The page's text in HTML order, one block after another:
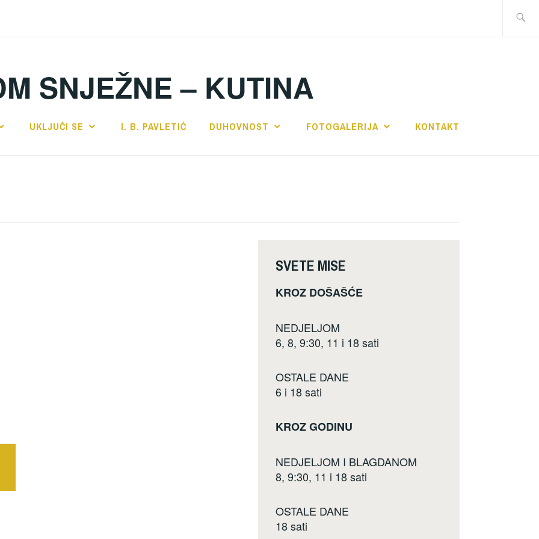
SNJEŽNE – KUTINA
UKLJUČI SE I. B. PAVLETIĆ DUHOVNOST FOTOGALERIJA KONTAKT
SVETE MISE
KROZ DOŠAŠĆE
NEDJELJOM
6, 8, 9:30, 11 i 18 sati
OSTALE DANE
6 i 18 sati
KROZ GODINU
NEDJELJOM I BLAGDANOM
8, 9:30, 11 i 18 sati
OSTALE DANE
18 sati